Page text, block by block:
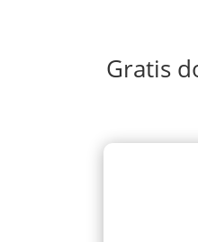
Gratis